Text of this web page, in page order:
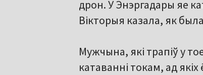
дрон. У Энэргадары яе
Вікторыя казала, як
Мужчына, які трапіў у
катаванні токам, ад